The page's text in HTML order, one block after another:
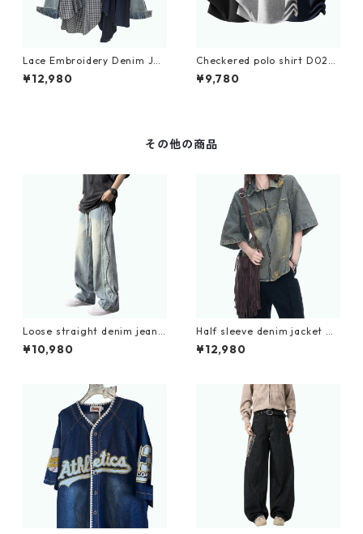
Lace Embroidery Denim Jac
ket D0063
¥12,980
Checkered polo shirt D022
6
¥9,780
その他の商品
Loose straight denim jeans
D0209
¥10,980
Half sleeve denim jacket D
0205
¥12,980